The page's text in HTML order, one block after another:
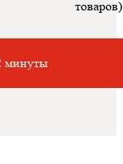
товаров)
минуты